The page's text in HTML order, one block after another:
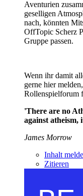
Aventurien
geselligen
nach, könnten
OffTopic Scherz
Gruppe passen.
Wenn ihr damit
gerne hier
Rollenspielforum
'There are no
against atheism,
James Morrow
Inhalt
Zitieren